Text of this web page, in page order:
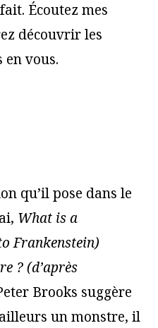
Écoutez mes
découvrir les
en vous.
qu’il pose dans le
What is a
Frankenstein)
? (d’après
Brooks suggère
un monstre, il